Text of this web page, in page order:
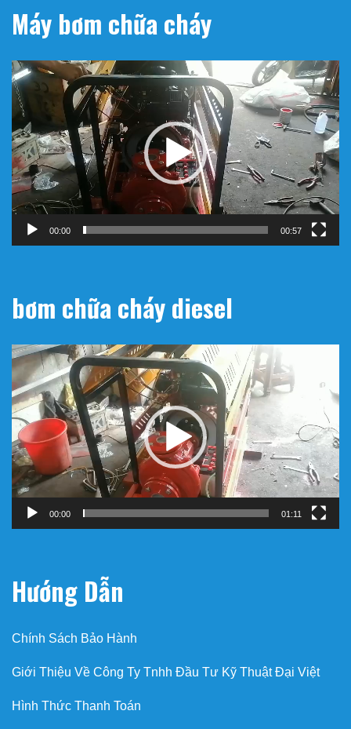
Máy bơm chữa cháy
Trình
chơi
Video
00:00 00:57
bơm chữa cháy diesel
Trình
chơi
Video
00:00 01:11
Hướng Dẫn
Chính Sách Bảo Hành
Giới Thiệu Về Công Ty Tnhh Đầu Tư Kỹ Thuật Đại Việt
Hình Thức Thanh Toán